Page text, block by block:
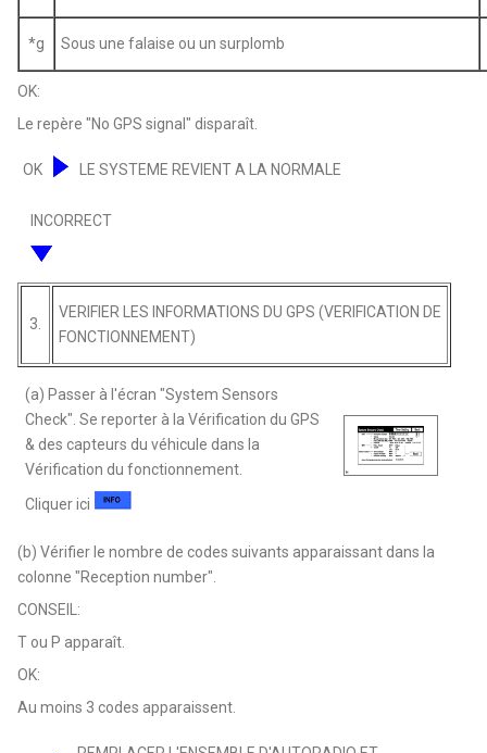
*g Sous une falaise ou un surplomb
OK:
Le repère "No GPS signal" disparaît.
OK LE SYSTEME REVIENT A LA NORMALE
INCORRECT
3.
VERIFIER LES INFORMATIONS DU GPS (VERIFICATION DE
FONCTIONNEMENT)
(a) Passer à l'écran "System Sensors
Check". Se reporter à la Vérification du GPS
& des capteurs du véhicule dans la
Vérification du fonctionnement.
Cliquer ici
(b) Vérifier le nombre de codes suivants apparaissant dans la
colonne "Reception number".
CONSEIL:
T ou P apparaît.
OK:
Au moins 3 codes apparaissent.